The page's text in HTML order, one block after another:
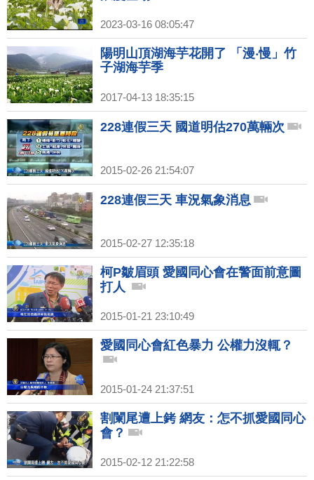
2023-03-16 08:05:47
陽明山頂湖海芋花開了 「漫‧慢」竹
子湖海芋季
2017-04-13 18:35:15
228連假三天 國道明估270萬輛次
2015-02-26 21:54:07
228連假三天 車況氣象消息
2015-02-27 12:35:18
柯P皺眉頭 愛國同心會在警面前意圖
打人
2015-01-21 23:10:49
愛國同心會紅色暴力 公權力沒輒？
2015-01-24 21:37:51
割闌尾遭上銬 網友：怎不抓愛國同心
會？
2015-02-12 21:22:58